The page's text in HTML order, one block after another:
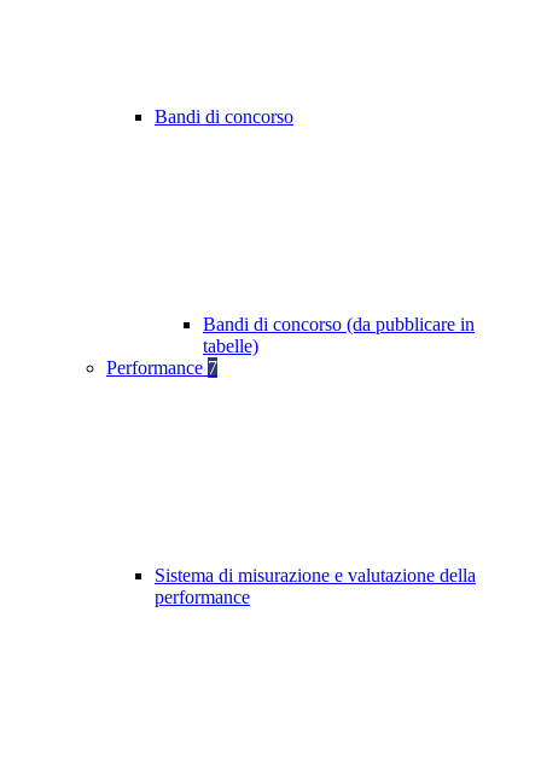
Bandi di concorso
Bandi di concorso (da pubblicare in
tabelle)
Performance 7
Sistema di misurazione e valutazione della
performance